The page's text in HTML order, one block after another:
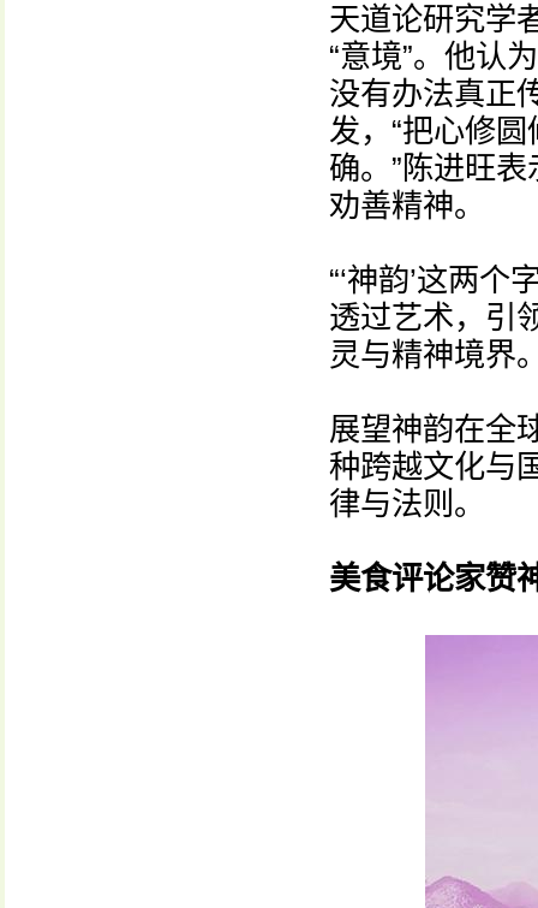
天道论研究学
“意境”。他认
没有办法真正
发，“把心修
确。”陈进旺
劝善精神。
“‘神韵’这两
透过艺术，引
灵与精神境界
展望神韵在全
种跨越文化与
律与法则。
美食评论家赞